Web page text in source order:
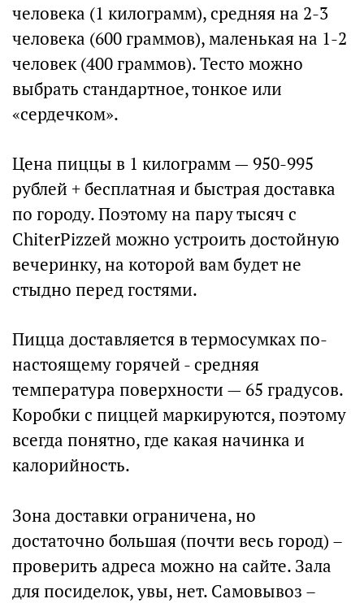
человека (1 килограмм), средняя на 2-3
человека (600 граммов), маленькая на 1-2
человек (400 граммов). Тесто можно
выбрать стандартное, тонкое или
«сердечком».
Цена пиццы в 1 килограмм — 950-995
рублей + бесплатная и быстрая доставка
по городу. Поэтому на пару тысяч с
ChiterPizzeй можно устроить достойную
вечеринку, на которой вам будет не
стыдно перед гостями.
Пицца доставляется в термосумках по-
настоящему горячей - средняя
температура поверхности — 65 градусов.
Коробки с пиццей маркируются, поэтому
всегда понятно, где какая начинка и
калорийность.
Зона доставки ограничена, но
достаточно большая (почти весь город) –
проверить адреса можно на сайте. Зала
для посиделок, увы, нет. Самовывоз –